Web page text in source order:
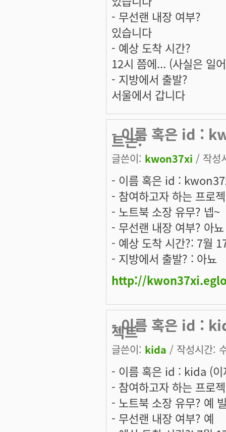
- 무선랜 내장 여부?
있습니다
- 예상 도착 시간?
12시 쯤에... (사실은 일
- 지방에서 출발?
서울에서 갑니다
- 이름 혹은 id :
트는:
글쓴이: kwon37xi / 작성
- 이름 혹은 id :
- 참여하고자 하는 프
- 노트북 소장 유무? 넵~
- 무선랜 내장 여부? 아뇨
- 예상 도착 시간?: 7월
- 지방에서 출발? : 아뇨
http://
- 이름 혹은 id :
젝트
글쓴이: kida / 작성시간:
- 이름 혹은 id : kida (이
- 참여하고자 하는 프
- 노트북 소장 유무? 예
- 무선랜 내장 여부? 예